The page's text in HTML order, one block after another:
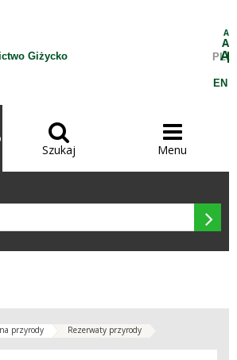
Giżycko
A
A
A
PL
EN

Szukaj

Menu

przyrody Rezerwaty przyrody